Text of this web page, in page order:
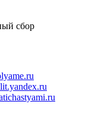
сбор